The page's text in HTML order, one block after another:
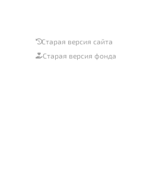
Старая версия сайта
Старая версия фонда